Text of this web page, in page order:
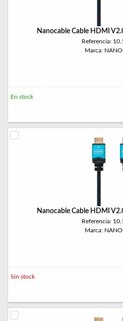
Nanocable Cable HDMI
Referencia:
Marca:
En stock
Nanocable Cable HDMI
Referencia:
Marca:
Sin stock